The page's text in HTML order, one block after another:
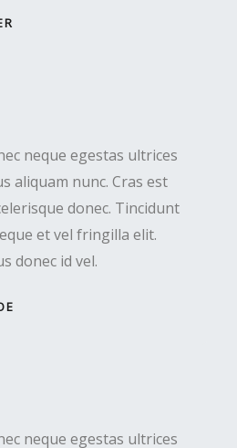
neque egestas ultrices
aliquam nunc. Cras est
donec. Tincidunt
et vel fringilla elit.
donec id vel.
neque egestas ultrices